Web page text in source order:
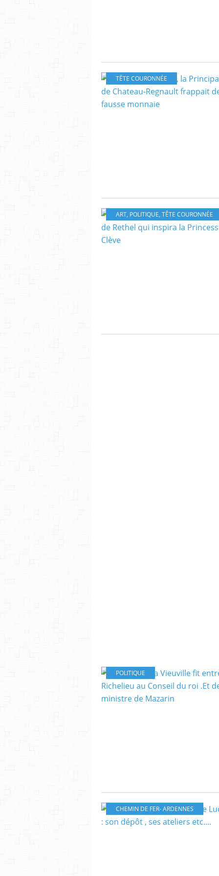
TÊTE COURONNÉE
ART, POLITIQUE, TÊTE COURONNÉE
POLITIQUE
CHEMIN DE FER- ARDENNES